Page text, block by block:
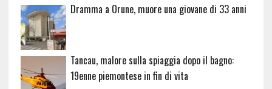
Dramma a Orune, muore una giovane di 33 anni
Tancau, malore sulla spiaggia dopo il bagno:
19enne piemontese in fin di vita